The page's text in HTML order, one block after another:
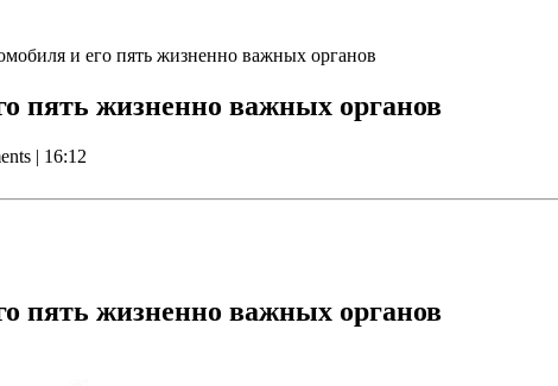
и его пять жизненно важных органов
пять жизненно важных органов
| 16:12
пять жизненно важных органов